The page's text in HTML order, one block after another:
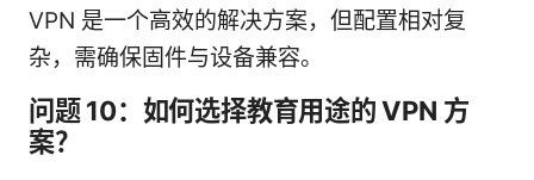
VPN 是一个高效的解决方案，但配置相对复
杂，需确保固件与设备兼容。
问题 10：如何选择教育用途的 VPN 方
案？